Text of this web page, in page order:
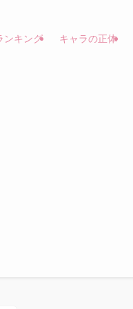
ンキング キャラの正体